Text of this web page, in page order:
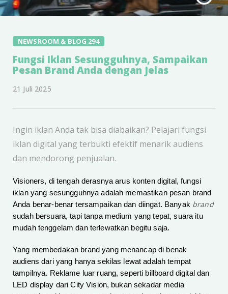
NEWSROOM & BLOG 294
Fungsi Iklan Sesungguhnya, Sampaikan
Pesan Brand Anda dengan Jelas
21 Juli 2025
Ingin iklan Anda tak bisa diabaikan? Pelajari fungsi
iklan digital yang terbukti efektif menarik audiens
dan mendorong penjualan.
Visioners, di tengah derasnya arus konten digital, fungsi
iklan yang sesungguhnya adalah memastikan pesan brand
Anda benar-benar tersampaikan dan diingat. Banyak brand
sudah bersuara, tapi tanpa medium yang tepat, suara itu
mudah tenggelam dan terlewatkan begitu saja.
Yang membedakan brand yang menancap di benak
audiens dari yang hanya sekilas lewat adalah tempat
tampilnya. Reklame luar ruang, seperti billboard digital dan
LED display dari City Vision, bukan sekadar media